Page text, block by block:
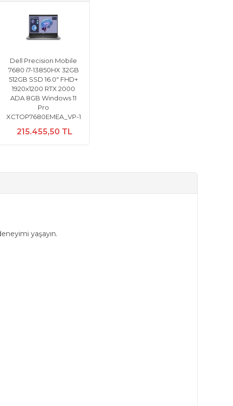
Dell Precision Mobile
7680 i7-13850HX 32GB
512GB SSD 16.0" FHD+
1920x1200 RTX 2000
ADA 8GB Windows 11
Pro
XCTOP7680EMEA_VP-1
215.455,50 TL
yaşayın.